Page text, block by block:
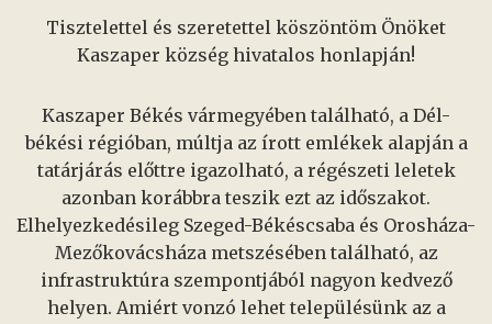
Tisztelettel és szeretettel köszöntöm Önöket
Kaszaper község hivatalos honlapján!
Kaszaper Békés vármegyében található, a Dél-
békési régióban, múltja az írott emlékek alapján a
tatárjárás előttre igazolható, a régészeti leletek
azonban korábbra teszik ezt az időszakot.
Elhelyezkedésileg Szeged-Békéscsaba és Orosháza-
Mezőkovácsháza metszésében található, az
infrastruktúra szempontjából nagyon kedvező
helyen. Amiért vonzó lehet településünk az a